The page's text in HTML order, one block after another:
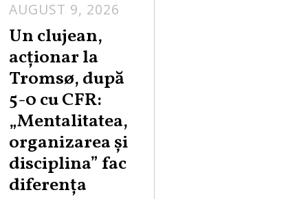
AUGUST 9, 2026
Un clujean,
acționar la
Tromsø, după
5-0 cu CFR:
„Mentalitatea,
organizarea și
disciplina” fac
diferența